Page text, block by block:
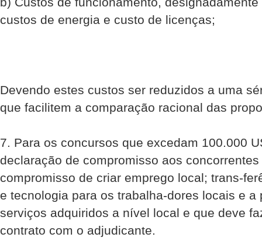
custos de energia e custo de licenças;
Devendo estes custos ser reduzidos a uma
que facilitem a comparação racional das
7. Para os concursos que excedam 100.000
declaração de compromisso aos
compromisso de criar emprego local; trans-
e tecnologia para os trabalha-dores locais e a
serviços adquiridos a nível local e que deve
contrato com o adjudicante.